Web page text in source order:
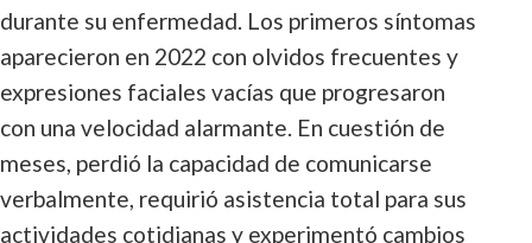
durante su enfermedad. Los primeros síntomas
aparecieron en 2022 con olvidos frecuentes y
expresiones faciales vacías que progresaron
con una velocidad alarmante. En cuestión de
meses, perdió la capacidad de comunicarse
verbalmente, requirió asistencia total para sus
actividades cotidianas y experimentó cambios